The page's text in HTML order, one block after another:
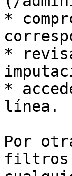
*
*
*
línea.
Por
filtros